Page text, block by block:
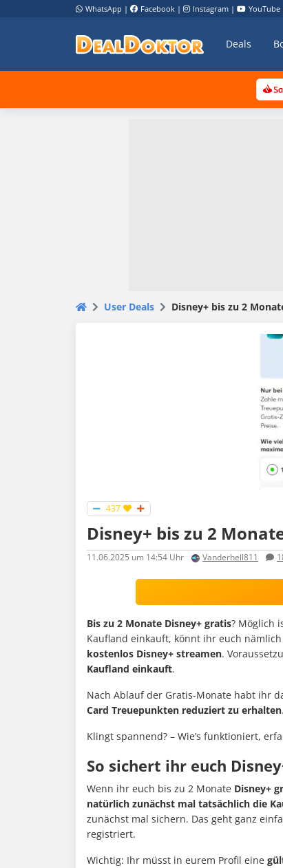
WhatsApp | Facebook | Instagram | YouTube
Deals
User Deals Disney+ bis zu 2
437
Disney+ bis zu 2
11.06.2025 um 14:54 Uhr Vanderhell811
Bis zu 2 Monate Disney+ gratis? Möglich
Kaufland einkauft, könnt ihr euch
kostenlos Disney+ streamen.
Kaufland einkauft.
Nach Ablauf der Gratis-Monate habt ihr
Card Treuepunkten reduziert zu erhalten.
Klingt spannend? – Wie’s funktioniert,
So sichert ihr euch
Wenn ihr euch bis zu 2 Monate Disney+
natürlich zunächst mal tatsächlich die
zunächst mal sichern. Das geht ganz
registriert.
Wichtig: Ihr müsst in eurem Profil eine